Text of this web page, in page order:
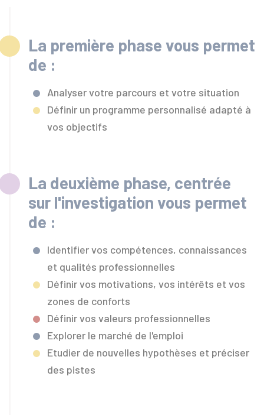
La première phase vous permet
de :
Analyser votre parcours et votre situation
Définir un programme personnalisé adapté à
vos objectifs
La deuxième phase, centrée
sur l'investigation vous permet
de :
Identifier vos compétences, connaissances
et qualités professionnelles
Définir vos motivations, vos intérêts et vos
zones de conforts
Définir vos valeurs professionnelles
Explorer le marché de l'emploi
Etudier de nouvelles hypothèses et préciser
des pistes